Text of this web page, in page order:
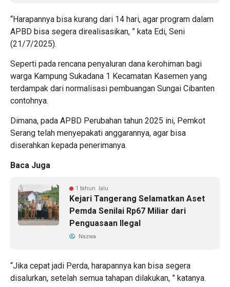
“Harapannya bisa kurang dari 14 hari, agar program dalam
APBD bisa segera direalisasikan, ” kata Edi, Seni
(21/7/2025).
Seperti pada rencana penyaluran dana kerohiman bagi
warga Kampung Sukadana 1 Kecamatan Kasemen yang
terdampak dari normalisasi pembuangan Sungai Cibanten
contohnya.
Dimana, pada APBD Perubahan tahun 2025 ini, Pemkot
Serang telah menyepakati anggarannya, agar bisa
diserahkan kepada penerimanya.
Baca Juga
1 tahun lalu
Kejari Tangerang Selamatkan Aset
Pemda Senilai Rp67 Miliar dari
Penguasaan Ilegal
Nazwa
“Jika cepat jadi Perda, harapannya kan bisa segera
disalurkan, setelah semua tahapan dilakukan, ” katanya.